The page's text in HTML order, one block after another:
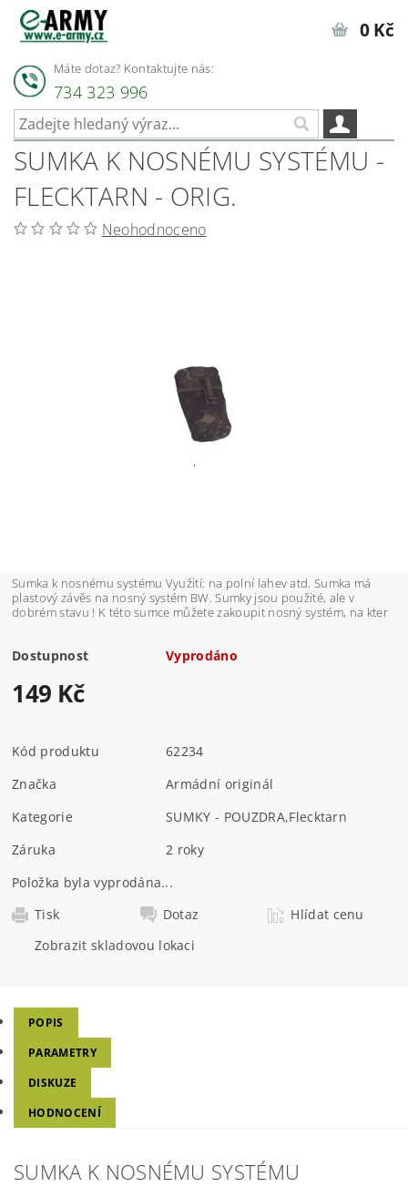
Máte dotaz? Kontaktujte nás:
734 323 996
0 Kč
SUMKA K NOSNÉMU SYSTÉMU -
FLECKTARN - ORIG.
Neohodnoceno
Sumka k nosnému systému Využití: na polní lahev atd. Sumka má
plastový závěs na nosný systém BW. Sumky jsou použité, ale v
dobrém stavu ! K této sumce můžete zakoupit nosný systém, na kter
Dostupnost Vyprodáno
149 Kč
Kód produktu
62234
Značka
Armádní originál
Kategorie
SUMKY - POUZDRA,Flecktarn
Záruka
2 roky
Položka byla vyprodána...
Tisk
Dotaz
Hlídat cenu
Zobrazit skladovou lokaci
POPIS
PARAMETRY
DISKUZE
HODNOCENÍ
SUMKA K NOSNÉMU SYSTÉMU